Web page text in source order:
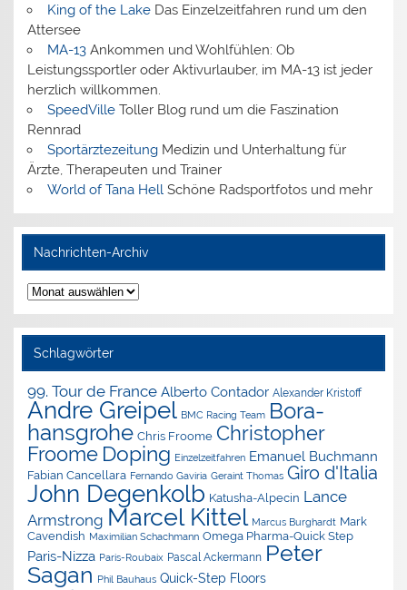
King of the LakeDas Einzelzeitfahren rund um den
Attersee
MA-13Ankommen und Wohlfühlen: Ob
Leistungssportler oder Aktivurlauber, im MA-13 ist jeder
herzlich willkommen.
SpeedVilleToller Blog rund um die Faszination
Rennrad
SportärztezeitungMedizin und Unterhaltung für
Ärzte, Therapeuten und Trainer
World of Tana Hell Schöne Radsportfotos und mehr
Nachrichten-Archiv
Nachrichten-
Archiv
Schlagwörter
99. Tour de France Alberto Contador Alexander Kristoff
Andre Greipel BMC Racing Team Bora-
hansgrohe Chris Froome Christopher
Froome Doping Einzelzeitfahren Emanuel Buchmann
Fabian Cancellara Fernando Gaviria Geraint Thomas Giro d'Italia
John Degenkolb Katusha-Alpecin Lance
Armstrong Marcel Kittel Marcus Burghardt Mark
Cavendish Maximilian Schachmann Omega Pharma-Quick Step
Paris-Nizza Paris-Roubaix Pascal Ackermann Peter
Sagan Phil Bauhaus Quick-Step Floors